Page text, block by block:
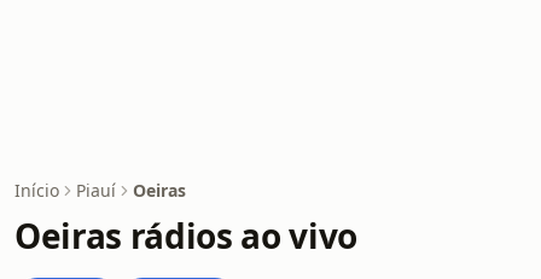
Início Piauí Oeiras
Oeiras rádios ao vivo